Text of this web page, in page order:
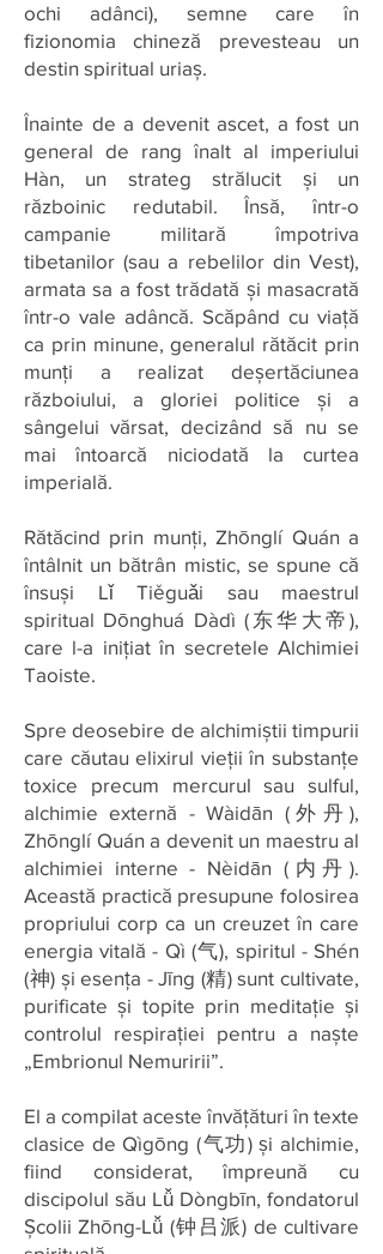
ochi adânci), semne care în
fizionomia chineză prevesteau un
destin spiritual uriaș.
Înainte de a devenit ascet, a fost un
general de rang înalt al imperiului
Hàn, un strateg strălucit și un
războinic redutabil. Însă, într-o
campanie militară împotriva
tibetanilor (sau a rebelilor din Vest),
armata sa a fost trădată și masacrată
într-o vale adâncă. Scăpând cu viață
ca prin minune, generalul rătăcit prin
munți a realizat deșertăciunea
războiului, a gloriei politice și a
sângelui vărsat, decizând să nu se
mai întoarcă niciodată la curtea
imperială.
Rătăcind prin munți, Zhōnglí Quán a
întâlnit un bătrân mistic, se spune că
însuși Lǐ Tiěguǎi sau maestrul
spiritual Dōnghuá Dàdì (东华大帝),
care l-a inițiat în secretele Alchimiei
Taoiste.
Spre deosebire de alchimiștii timpurii
care căutau elixirul vieții în substanțe
toxice precum mercurul sau sulful,
alchimie externă - Wàidān (外丹),
Zhōnglí Quán a devenit un maestru al
alchimiei interne - Nèidān (内丹).
Această practică presupune folosirea
propriului corp ca un creuzet în care
energia vitală - Qì (气), spiritul - Shén
(神) și esența - Jīng (精) sunt cultivate,
purificate și topite prin meditație și
controlul respirației pentru a naște
„Embrionul Nemuririi”.
El a compilat aceste învățături în texte
clasice de Qìgōng (气功) și alchimie,
fiind considerat, împreună cu
discipolul său Lǚ Dòngbīn, fondatorul
Școlii Zhōng-Lǚ (钟吕派) de cultivare